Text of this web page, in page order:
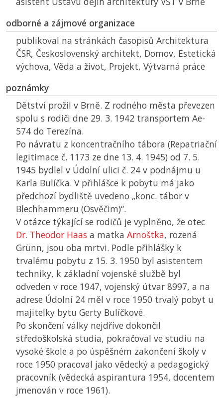
odborné a zájmové organizace
publikoval na stránkách časopisů Architektura
ČSR, Československý architekt, Domov, Estetická
výchova, Věda a život, Projekt, Výtvarná práce
poznámky
Dětství prožil v Brně. Z rodného města převezen
spolu s rodiči dne 29. 3. 1942 transportem Ae-
574 do Terezína.
Po návratu z koncentračního tábora (Repatriační
legitimace č. 1173 ze dne 13. 4. 1945) od 7. 5.
1945 bydlel v Údolní ulici č. 24 v podnájmu u
Karla Bulíčka. V přihlášce k pobytu má jako
předchozí bydliště uvedeno „konc. tábor v
Blechhammeru (Osvěčim)“.
V otázce týkající se rodičů je vyplněno, že otec
Dr. Theodor Haas a matka Arnoštka, rozená
Grünn, jsou oba mrtvi. Podle přihlášky k
trvalému pobytu z 15. 3. 1950 byl asistentem
techniky, k základní vojenské službě byl
odveden v roce 1947, vojenský útvar 8997, a na
adrese Údolní 24 měl v roce 1950 trvalý pobyt u
majitelky bytu Gerty Bulíčkové.
Po skončení války nejdříve dokončil
středoškolská studia, pokračoval ve studiu na
vysoké škole a po úspěšném zakončení školy v
roce 1950 pracoval jako vědecký a pedagogický
pracovník (vědecká aspirantura 1954, docentem
jmenován v roce 1961).